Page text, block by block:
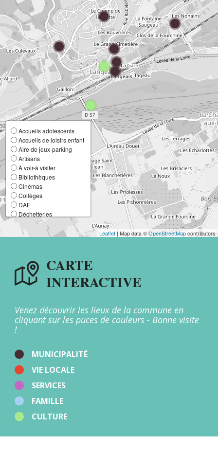
Accueils adolescents
Accueils de loisirs enfant
Aire de jeux-parking
Artisans
À voir-à visiter
Bibliothèques
Cinémas
Collèges
DAE
Déchetteries
Ecoles élémentaires
Ecoles maternelles
Lieux de culte
Mairies
Multi-accueil
Offices de Tourisme
Points d'apport volontaire
Restaurants
Salles
Sport
Zones d'activités
Autres
Leaflet | Map data ©OpenStreetMapcontributors
CARTE
INTERACTIVE
Venez découvrir les lieux de la commune en
cliquant sur les puces de couleurs - Bonne visite
!
MUNICIPALITÉ
VIE LOCALE
SERVICES
FAMILLE
CULTURE